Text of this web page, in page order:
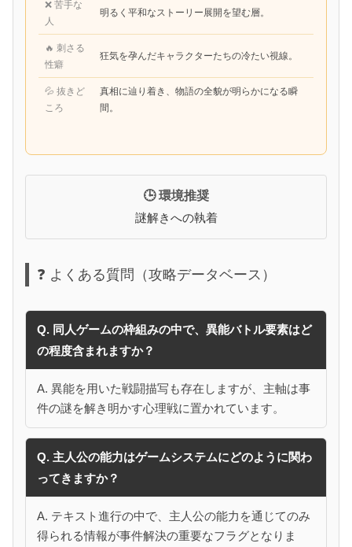
❌ 苦手な
人
明るく平和なストーリー展開を望む層。
🔥 刺さる
性癖
狂気を孕んだキャラクターたちの冷たい視線。
💦 抜きど
ころ
真相に辿り着き、物語の全貌が明らかになる瞬
間。
🕒 環境推奨
謎解きへの執着
❓ よくある質問（攻略データベース）
Q. 同人ゲームの枠組みの中で、異能バトル要素はど
の程度含まれますか？
A. 異能を用いた戦闘描写も存在しますが、主軸は事
件の謎を解き明かす心理戦に置かれています。
Q. 主人公の能力はゲームシステムにどのように関わ
ってきますか？
A. テキスト進行の中で、主人公の能力を通じてのみ
得られる情報が事件解決の重要なフラグとなりま